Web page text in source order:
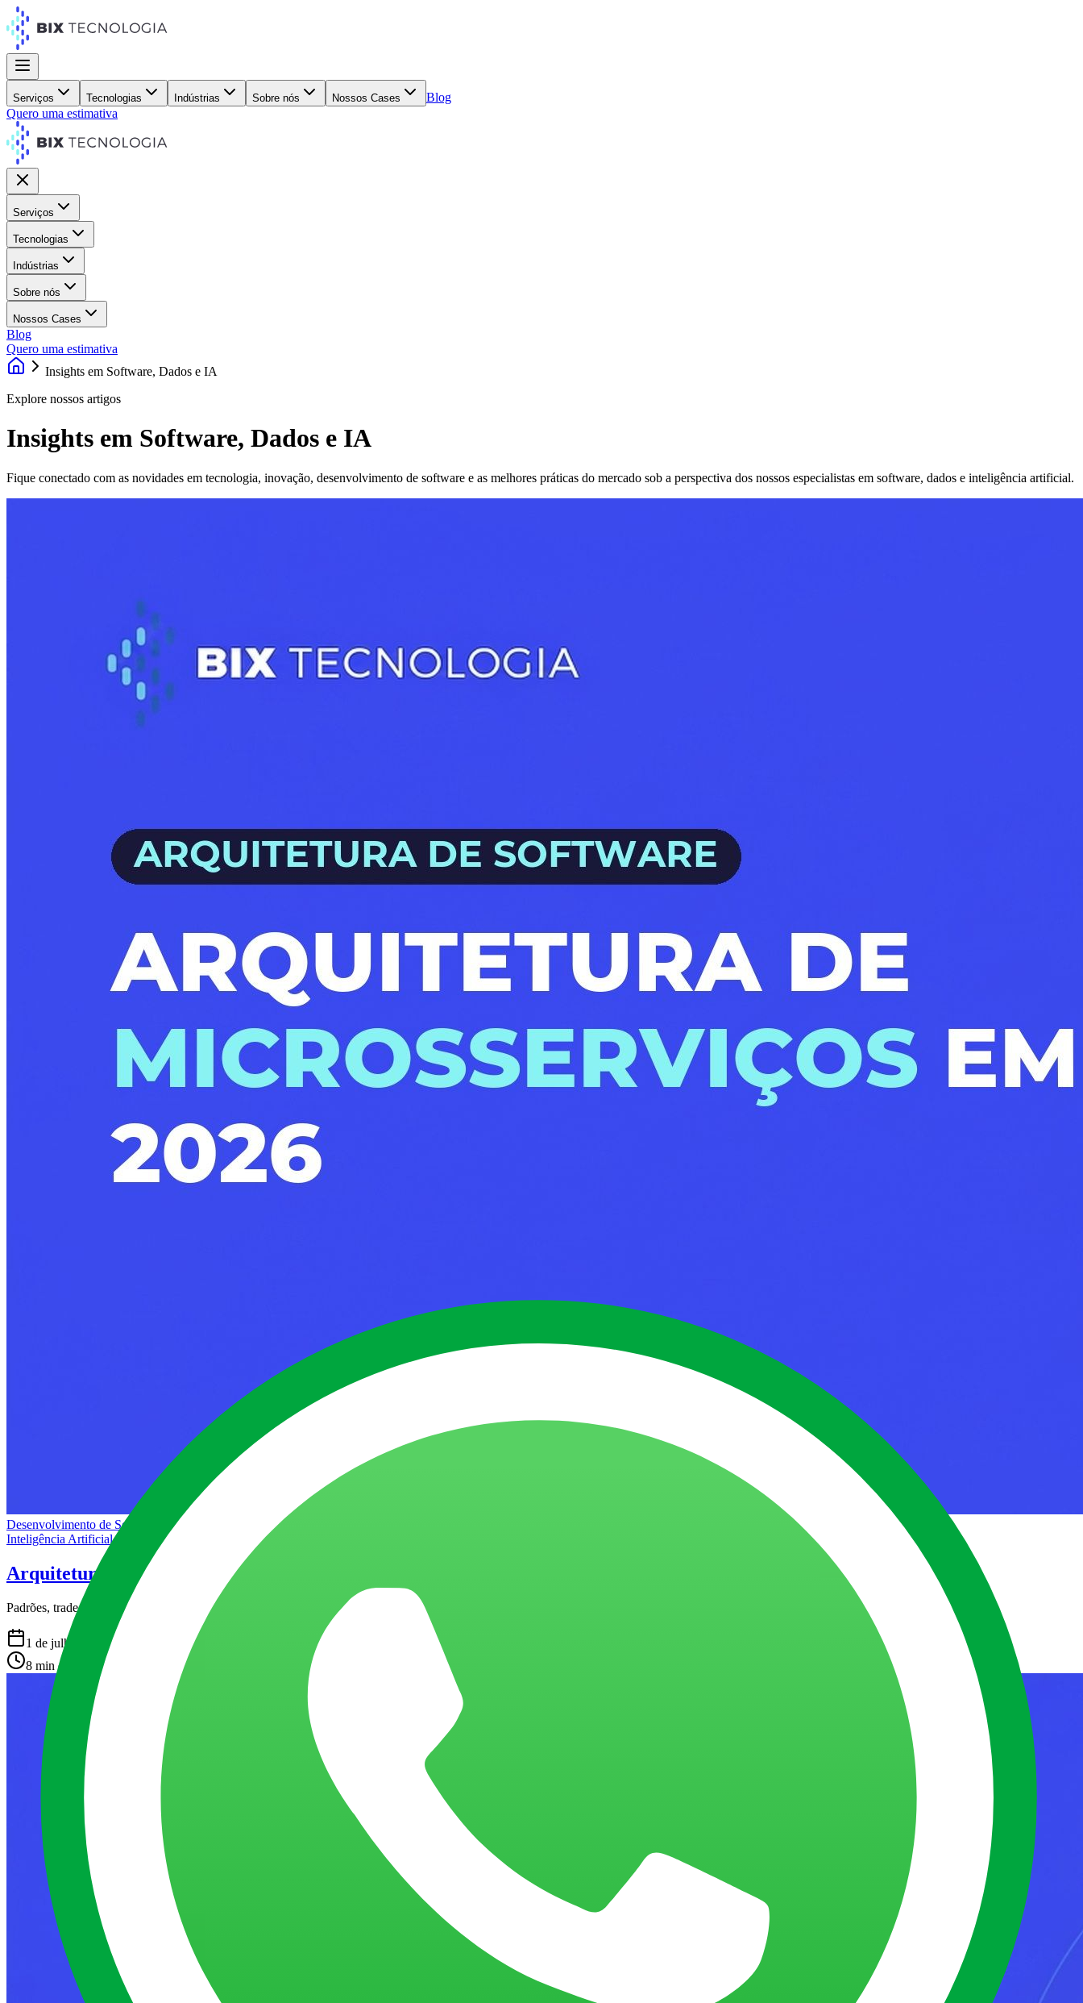
Serviços Tecnologias Indústrias Sobre nós Nossos Cases
Blog
Quero uma estimativa
Serviços
Tecnologias
Indústrias
Sobre nós
Nossos Cases
Blog
Quero uma estimativa
Insights em Software, Dados e IA
Explore nossos artigos
Insights em Software, Dados e IA
Fique conectado com as novidades em tecnologia, inovação, desenvolvimento de software e as melhores práticas do mercado sob a perspectiva dos nossos especialistas em software, dados e inteligência artificial.
Desenvolvimento de Software
Inteligência Artificial
Arquitetura de microsserviços em 2026: padrões, trade-offs e o que muda com agentes de IA
Padrões, trade-offs e o que muda com agentes de IA na arquitetura
1 de julho de 2026
8 min de leitura